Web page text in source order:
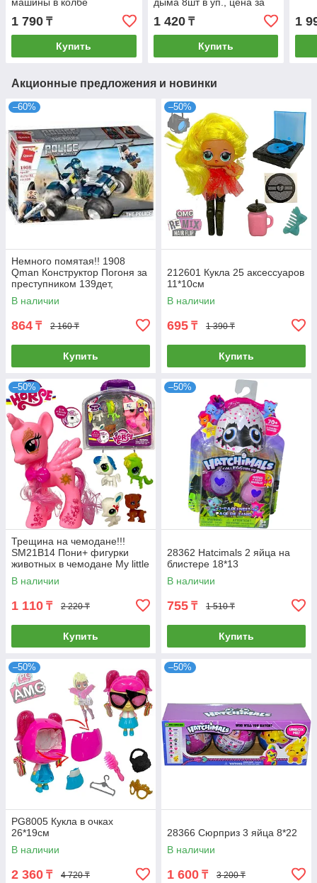
машины в колбе
разберайка 42х10см
1 790 ₸
Купить
дыма 8шт в уп., цена за
1шт 21х9,5см
1 420₸
Купить
1
Акционные предложения и новинки
–60%
Немного помятая!! 1908
Qman Конструктор Погоня за
преступником 139дет,
30*18см
В наличии
864 ₸ 2 160 ₸
Купить
–50%
212601 Кукла 25 аксессуаров
11*10см
В наличии
695 ₸ 1 390 ₸
Купить
–50%
Трещина на чемодане!!!
SM21B14 Пони+ фигурки
животных в чемодане My little
Horse 20*20см
В наличии
1 110 ₸ 2 220 ₸
Купить
–50%
28362 Hatсimals 2 яйца на
блистере 18*13
В наличии
755 ₸ 1 510 ₸
Купить
–50%
PG8005 Кукла в очках
26*19см
В наличии
2 360 ₸ 4 720 ₸
–50%
28366 Сюрприз 3 яйца 8*22
В наличии
1 600 ₸ 3 200 ₸